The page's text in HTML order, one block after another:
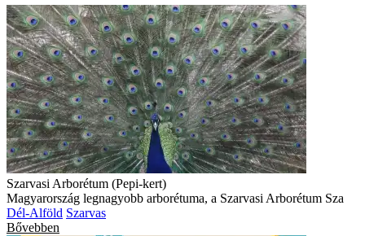
Szarvasi Arborétum (Pepi-kert)
Magyarország legnagyobb arborétuma, a Szarvasi Arborétum Sza
Dél-Alföld Szarvas
Bővebben